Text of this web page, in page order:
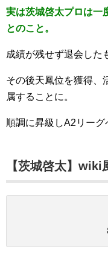
実は茨城啓太プロは一
とのこと。
成績が残せず退会した
その後天鳳位を獲得、
属することに。
順調に昇級しA2リーグ
【茨城啓太】